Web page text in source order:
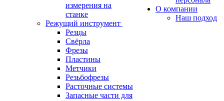
измерения на
станке
Режущий инструмент
Резцы
Свёрла
Фрезы
Пластины
Метчики
Резьбофрезы
Расточные системы
Запасные части для
О компании
Наш подход